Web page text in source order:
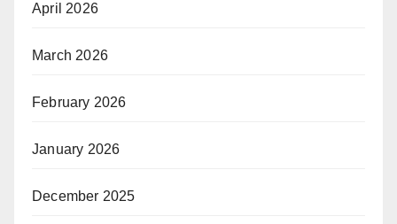
April 2026
March 2026
February 2026
January 2026
December 2025